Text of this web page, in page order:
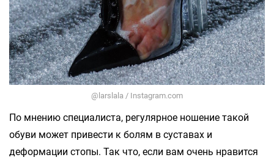
@larslala / Instagram.com
По мнению специалиста, регулярное ношение такой
обуви может привести к болям в суставах и
деформации стопы. Так что, если вам очень нравится